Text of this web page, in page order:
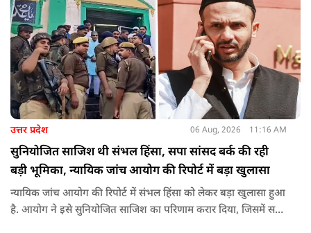
इसके लिए समाजवादी पार्टी ने सदन की कार्यवाही को बाधित किया और
लगातार व्यवधान पैदा करने का प्रयास किया.
उत्तर प्रदेश 06 Aug, 2026 11:16 AM
सुनियोजित साजिश थी संभल हिंसा, सपा सांसद बर्क की रही
बड़ी भूमिका, न्यायिक जांच आयोग की रिपोर्ट में बड़ा खुलासा
न्यायिक जांच आयोग की रिपोर्ट में संभल हिंसा को लेकर बड़ा खुलासा हुआ
है. आयोग ने इसे सुनियोजित साजिश का परिणाम करार दिया, जिसमें सपा